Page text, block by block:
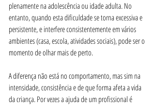
plenamente na adolescência ou idade adulta. No
entanto, quando esta dificuldade se torna excessiva e
persistente, e interfere consistentemente em vários
ambientes (casa, escola, atividades sociais), pode ser o
momento de olhar mais de perto.
A diferença não está no comportamento, mas sim na
intensidade, consistência e de que forma afeta a vida
da criança. Por vezes a ajuda de um profissional é